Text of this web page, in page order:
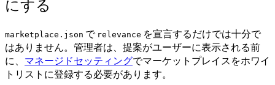
にする
marketplace.json で relevance を宣言するだけでは十分で
はありません。管理者は、提案がユーザーに表示される前
に、 マネージドセッティングでマーケットプレイスをホワイ
トリストに登録する必要があります。